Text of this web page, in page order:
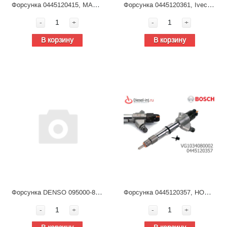
Форсунка 0445120415, MAN TGA, SITRAK MC13.54-50, C7H Euro V BOSCH, топливная для дизельных двигателей
-
+
В корзину
Форсунка 0445120361, Iveco 5801479314 Sais-Iveco, Hongyan , топливная для дизельных двигателей
-
+
В корзину
Форсунка DENSO 095000-8910 HOWO A7 Евро 4 (D12), топливная для дизельных двигателей
-
+
Форсунка 0445120357, HOWO A7 D10 Евро-4 D12 VG1034080002, топливная для дизельных двигателей
-
+